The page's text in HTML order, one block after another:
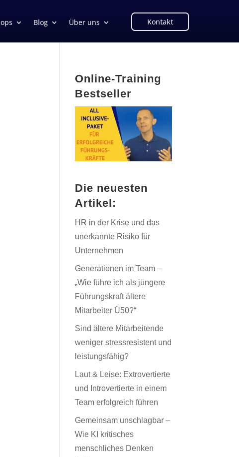
Blog Über uns Kontakt
Online-Training
Bestseller
Die neuesten
Artikel:
HR in der Krise und das
unerkannte Risiko für
Unternehmen
Generationen im Team –
„Wie führe ich als jüngere
Führungskraft ältere
Mitarbeiter Ü50?“
Sind ältere Mitarbeitende
weniger stressresistent und
leistungsfähig?
Laut & Leise: Extrovertierte
und Introvertierte in einem
Team erfolgreich führen
Gemeinsam unschlagbar –
Wie KI kritisches
menschliches Denken